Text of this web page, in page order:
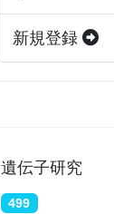
新規登録
遺伝子研究
499